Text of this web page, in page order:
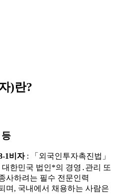
)란?
1비자: 「외국인투자촉진법」
한민국 법인*의 경영․관리 또
사하려는 필수 전문인력
며, 국내에서 채용하는 사람은